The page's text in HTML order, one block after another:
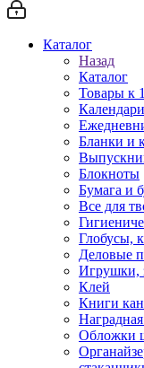
Каталог
Назад
Каталог
Товары к
Календари
Бланки и
Блокноты
Бумага и
Все для
Глобусы,
Деловые
Игрушки,
Клей
Книги
Обложки